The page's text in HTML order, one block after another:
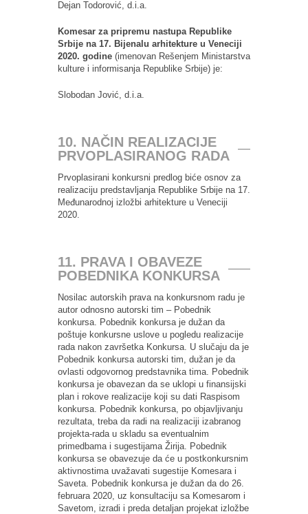
Dejan Todorović, d.i.a.
Komesar za pripremu nastupa Republike
Srbije na 17. Bijenalu arhitekture u Veneciji
2020. godine (imenovan Rešenjem Ministarstva
kulture i informisanja Republike Srbije) je:
Slobodan Jović, d.i.a.
10. NAČIN REALIZACIJE
PRVOPLASIRANOG RADA
Prvoplasirani konkursni predlog biće osnov za
realizaciju predstavljanja Republike Srbije na 17.
Međunarodnoj izložbi arhitekture u Veneciji
2020.
11. PRAVA I OBAVEZE
POBEDNIKA KONKURSA
Nosilac autorskih prava na konkursnom radu je
autor odnosno autorski tim – Pobednik
konkursa. Pobednik konkursa je dužan da
poštuje konkursne uslove u pogledu realizacije
rada nakon završetka Konkursa. U slučaju da je
Pobednik konkursa autorski tim, dužan je da
ovlasti odgovornog predstavnika tima. Pobednik
konkursa je obavezan da se uklopi u finansijski
plan i rokove realizacije koji su dati Raspisom
konkursa. Pobednik konkursa, po objavljivanju
rezultata, treba da radi na realizaciji izabranog
projekta-rada u skladu sa eventualnim
primedbama i sugestijama Žirija. Pobednik
konkursa se obavezuje da će u postkonkursnim
aktivnostima uvažavati sugestije Komesara i
Saveta. Pobednik konkursa je dužan da do 26.
februara 2020, uz konsultaciju sa Komesarom i
Savetom, izradi i preda detaljan projekat izložbe